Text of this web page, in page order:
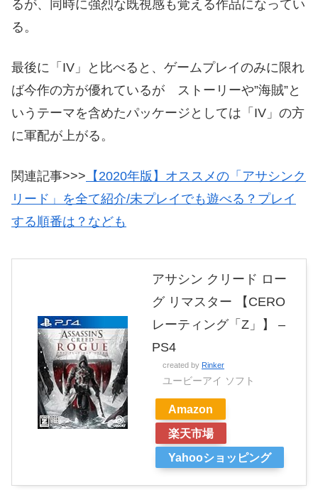
るが、同時に強烈な既視感も覚える作品になってい
る。
最後に「IV」と比べると、ゲームプレイのみに限れ
ば今作の方が優れているが ストーリーや”海賊”と
いうテーマを含めたパッケージとしては「IV」の方
に軍配が上がる。
関連記事>>> 【2020年版】オススメの「アサシンク
リード」を全て紹介/未プレイでも遊べる？プレイ
する順番は？なども
アサシン クリード ロー
グ リマスター 【CERO
レーティング「Z」】 –
PS4
created by Rinker
ユービーアイ ソフト
Amazon
楽天市場
Yahooショッピング